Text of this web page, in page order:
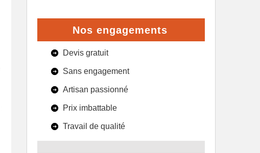
Nos engagements
Devis gratuit
Sans engagement
Artisan passionné
Prix imbattable
Travail de qualité